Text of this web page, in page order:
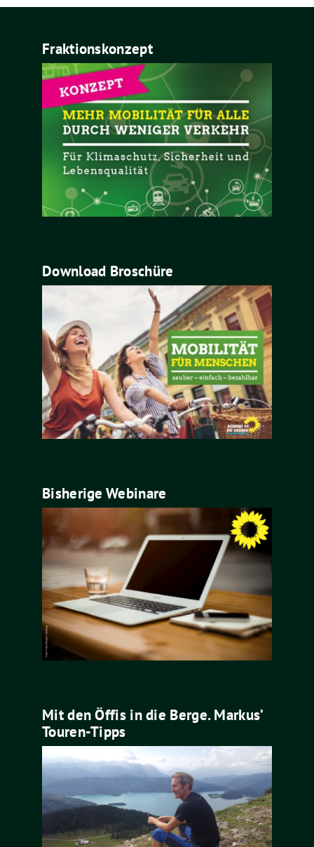
Fraktionskonzept
Download Broschüre
Bisherige Webinare
Mit den Öffis in die Berge. Markus’
Touren-Tipps